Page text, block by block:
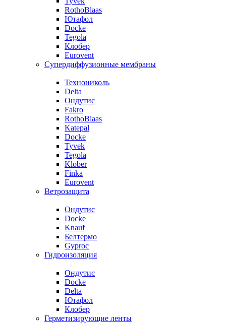
RothoBlaas
Ютафол
Docke
Tegola
Клобер
Eurovent
Супердиффузионные мембраны
Технониколь
Delta
Ондутис
Fakro
RothoBlaas
Katepal
Docke
Tyvek
Tegola
Klober
Finka
Eurovent
Ветрозащита
Ондутис
Docke
Knauf
Белтермо
Gyproc
Гидроизоляция
Ондутис
Docke
Delta
Ютафол
Клобер
Герметизирующие ленты